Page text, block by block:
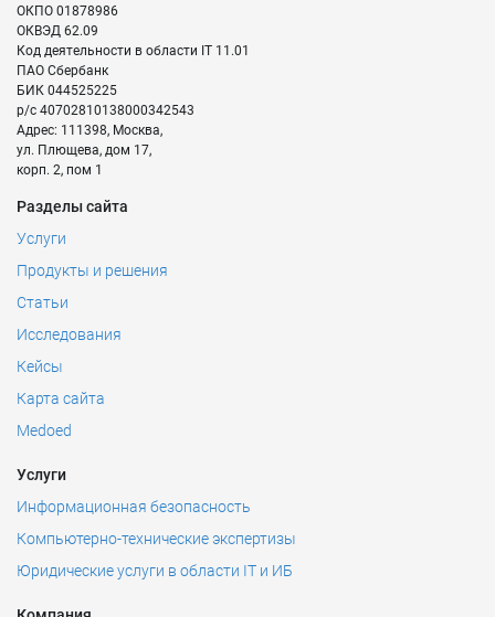
ОКПО 01878986
ОКВЭД 62.09
Код деятельности в области IT 11.01
ПАО Сбербанк
БИК 044525225
р/с 40702810138000342543
Адрес: 111398, Москва,
ул. Плющева, дом 17,
корп. 2, пом 1
Разделы сайта
Услуги
Продукты и решения
Статьи
Исследования
Кейсы
Карта сайта
Medoed
Услуги
Информационная безопасность
Компьютерно-технические экспертизы
Юридические услуги в области IT и ИБ